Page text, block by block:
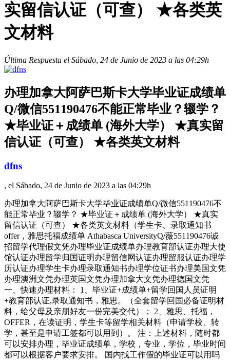
实留信认证（可查） ★各类英
文材料
Última Respuesta el Sábado, 24 de Junio de 2023 a las 04:29h
办理加拿大阿萨巴斯卡大学毕业证成绩单
Q/微信551190476不能正常毕业？辍学？
★毕业证＋成绩单 (海外大学） ★真实留
信认证（可查） ★各类英文材料
dfns
, el Sábado, 24 de Junio de 2023 a las 04:29h
办理加拿大阿萨巴斯卡大学毕业证成绩单Q/微信551190476不
能正常毕业？辍学？ ★毕业证＋成绩单 (海外大学） ★真实
留信认证（可查） ★各类英文材料（学生卡、录取通知书
offer，雅思托福成绩单 Athabasca UniversityQ/薇551190476诚
招留学代理假文凭办理毕业证成绩单办理教育部认证办理大使
馆认证办理留学归国证明办理留信网认证办理留服认证办理学
历认证办理学生卡办理录取通知书办理学位证书办理美国文凭
办理澳洲文凭办理英国文凭办理加拿大文凭办理德国文凭
一、快速办理材料： 1、毕业证+成绩单+留学回国人员证明
+教育部认证,录取通知书，雅思。（全套留学回国必备证明材
料，给父母及亲朋好友一份完美交代）； 2、雅思、托福，
OFFER，在读证明，学生卡等留学相关材料（申请学校、转
学，甚至是申请工签都可以用到）。 注：上述材料，随时都
可以安排办理，毕业证成绩单，学校，专业，学位，毕业时间
都可以根据客户要求安排。 国内找工作假的毕业证可以用吗